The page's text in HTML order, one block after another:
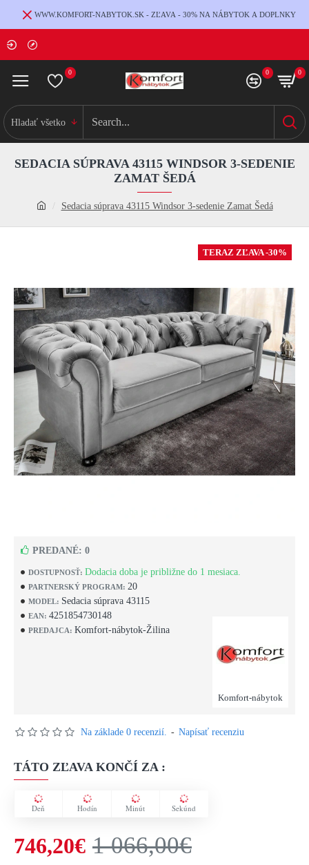
WWW.KOMFORT-NABYTOK.SK - ZĽAVA - 30% NA NÁBYTOK A DOPLNKY
0 0 0
Hladať všetko
Sedacia súprava 43115 Windsor 3-sedenie Zamat Šedá
SEDACIA SÚPRAVA 43115 WINDSOR 3-SEDENIE
ZAMAT ŠEDÁ
TERAZ ZĽAVA -30%
DOSTUPNOSŤ: Dodacia doba je približne do 1 mesiaca.
PARTNERSKÝ PROGRAM: 20
MODEL: Sedacia súprava 43115
EAN: 4251854730148
PREDAJCA: Komfort-nábytok-Žilina
Komfort-nábytok
PREDANÉ: 0
Na základe 0 recenzií. - Napísať recenziu
TÁTO ZĽAVA KONČÍ ZA :
Deň Hodín Minút Sekúnd
746,20€ 1 066,00€